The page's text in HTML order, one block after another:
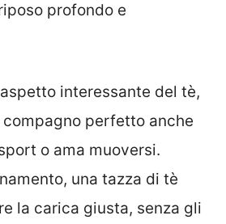
profondo e
aspetto interessante del tè,
compagno perfetto anche
o ama muoversi.
una tazza di tè
la carica giusta, senza gli